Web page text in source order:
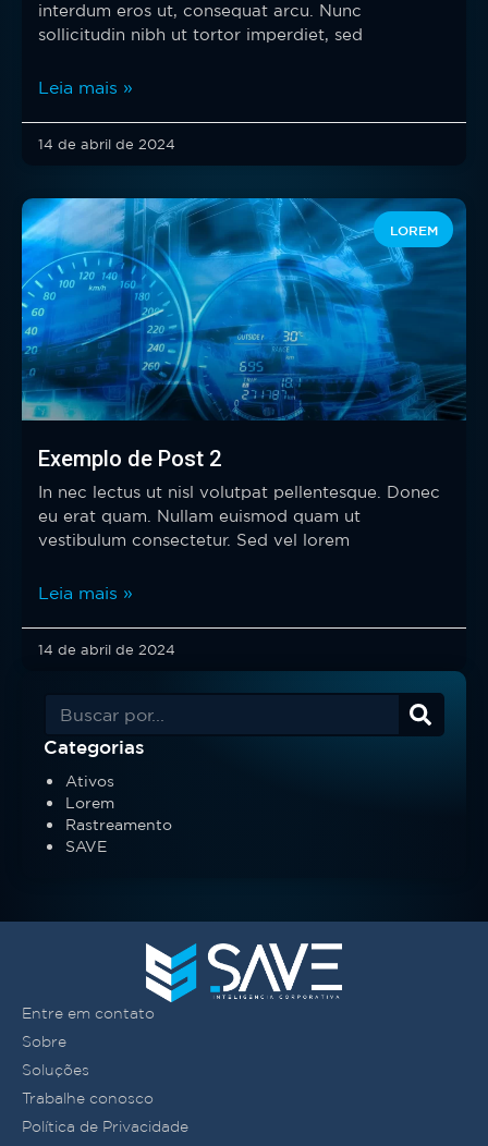
interdum eros ut, consequat arcu. Nunc
sollicitudin nibh ut tortor imperdiet, sed
Leia mais »
14 de abril de 2024
LOREM
Exemplo de Post 2
In nec lectus ut nisl volutpat pellentesque. Donec
eu erat quam. Nullam euismod quam ut
vestibulum consectetur. Sed vel lorem
Leia mais »
14 de abril de 2024
Categorias
Ativos
Lorem
Rastreamento
SAVE
Entre em contato
Sobre
Soluções
Trabalhe conosco
Política de Privacidade